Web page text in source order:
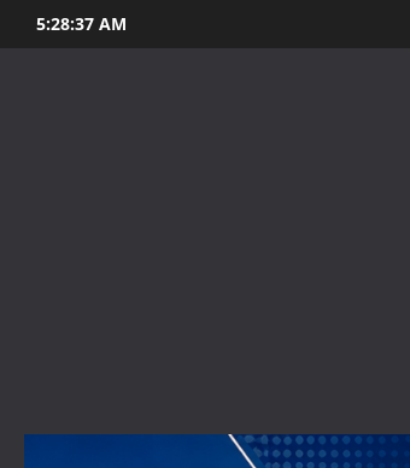
to
5:28:39 AM